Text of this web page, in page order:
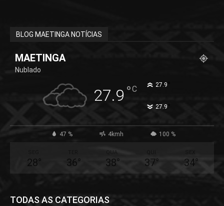
BLOG MAETINGA NOTÍCIAS
MAETINGA
Nublado
27.9 °C 27.9
27.9
47 % 4kmh 100 %
28° 36°
QUA
38° 37° 34°
TODAS AS CATEGORIAS